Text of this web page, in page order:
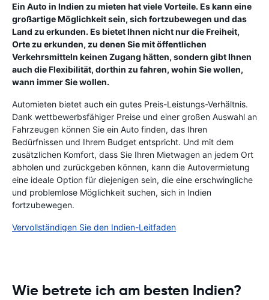
Ein Auto in Indien zu mieten hat viele Vorteile. Es kann eine
großartige Möglichkeit sein, sich fortzubewegen und das
Land zu erkunden. Es bietet Ihnen nicht nur die Freiheit,
Orte zu erkunden, zu denen Sie mit öffentlichen
Verkehrsmitteln keinen Zugang hätten, sondern gibt Ihnen
auch die Flexibilität, dorthin zu fahren, wohin Sie wollen,
wann immer Sie wollen.
Automieten bietet auch ein gutes Preis-Leistungs-Verhältnis.
Dank wettbewerbsfähiger Preise und einer großen Auswahl an
Fahrzeugen können Sie ein Auto finden, das Ihren
Bedürfnissen und Ihrem Budget entspricht. Und mit dem
zusätzlichen Komfort, dass Sie Ihren Mietwagen an jedem Ort
abholen und zurückgeben können, kann die Autovermietung
eine ideale Option für diejenigen sein, die eine erschwingliche
und problemlose Möglichkeit suchen, sich in Indien
fortzubewegen.
Vervollständigen Sie den Indien-Leitfaden
Wie betrete ich am besten Indien?